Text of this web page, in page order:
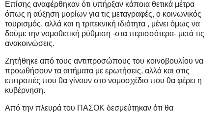
Επίσης αναφέρθηκαν ότι υπήρξαν κάποια θετικά μέτρα
όπως η αύξηση μορίων για τις μεταγραφές, ο κοινωνικός
τουρισμός, αλλά και η τριτεκνική ιδιότητα , μένει όμως να
δούμε την νομοθετική ρύθμιση -στα περισσότερα- μετά τις
ανακοινώσεις.
Ζητήθηκε από τους αντιπροσώπους του κοινοβουλίου να
προωθήσουν τα αιτήματα με ερωτήσεις, αλλά και στις
επιτροπές που θα γίνουν στο νομοσχέδιο που θα φέρει η
κυβέρνηση.
Από την πλευρά του ΠΑΣΟΚ δεσμεύτηκαν ότι θα